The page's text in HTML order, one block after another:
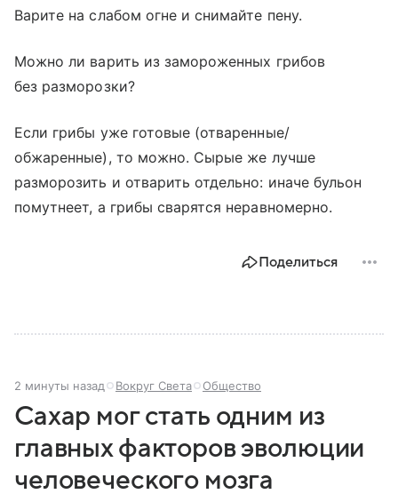
Варите на слабом огне и снимайте пену.
Можно ли варить из замороженных грибов
без разморозки?
Если грибы уже готовые (отваренные/
обжаренные), то можно. Сырые же лучше
разморозить и отварить отдельно: иначе бульон
помутнеет, а грибы сварятся неравномерно.
Поделиться
2 минуты назад Вокруг Света Общество
Сахар мог стать одним из
главных факторов эволюции
человеческого мозга